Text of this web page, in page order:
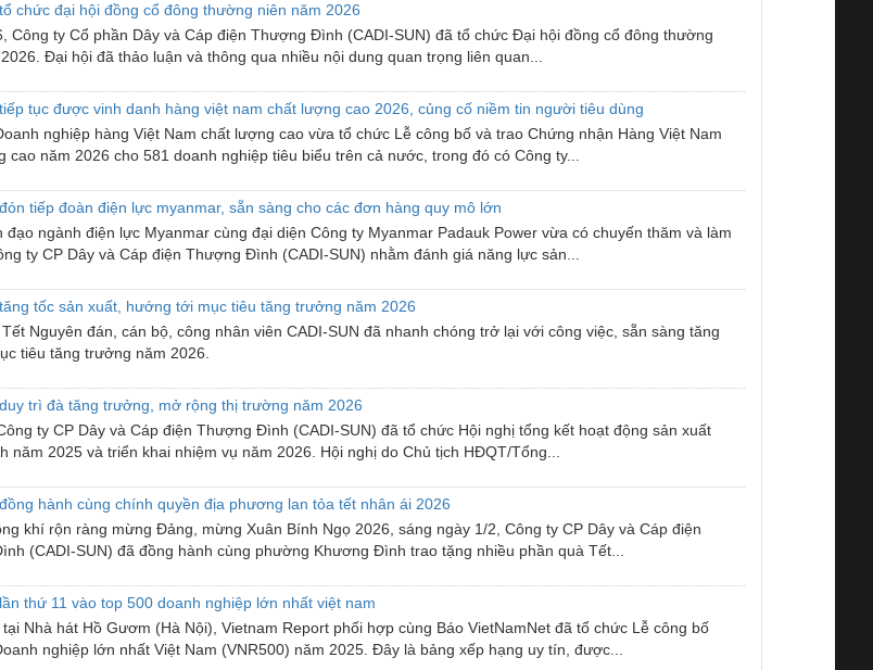
chức đại hội đồng cổ đông thường niên năm 2026
Công ty Cổ phần Dây và Cáp điện Thượng Đình (CADI-SUN) đã tổ chức Đại hội đồng cổ đông thường
Đại hội đã thảo luận và thông qua nhiều nội dung quan trọng liên quan...
tục được vinh danh hàng việt nam chất lượng cao 2026, củng cố niềm tin người tiêu dùng
nghiệp hàng Việt Nam chất lượng cao vừa tổ chức Lễ công bố và trao Chứng nhận Hàng Việt Nam
cao năm 2026 cho 581 doanh nghiệp tiêu biểu trên cả nước, trong đó có Công ty...
tiếp đoàn điện lực myanmar, sẵn sàng cho các đơn hàng quy mô lớn
đạo ngành điện lực Myanmar cùng đại diện Công ty Myanmar Padauk Power vừa có chuyến thăm và làm
ty CP Dây và Cáp điện Thượng Đình (CADI-SUN) nhằm đánh giá năng lực sản...
tốc sản xuất, hướng tới mục tiêu tăng trưởng năm 2026
Nguyên đán, cán bộ, công nhân viên CADI-SUN đã nhanh chóng trở lại với công việc, sẵn sàng tăng
tiêu tăng trưởng năm 2026.
trì đà tăng trưởng, mở rộng thị trường năm 2026
ty CP Dây và Cáp điện Thượng Đình (CADI-SUN) đã tổ chức Hội nghị tổng kết hoạt động sản xuất
năm 2025 và triển khai nhiệm vụ năm 2026. Hội nghị do Chủ tịch HĐQT/Tổng...
hành cùng chính quyền địa phương lan tỏa tết nhân ái 2026
khí rộn ràng mừng Đảng, mừng Xuân Bính Ngọ 2026, sáng ngày 1/2, Công ty CP Dây và Cáp điện
(CADI-SUN) đã đồng hành cùng phường Khương Đình trao tặng nhiều phần quà Tết...
thứ 11 vào top 500 doanh nghiệp lớn nhất việt nam
tại Nhà hát Hồ Gươm (Hà Nội), Vietnam Report phối hợp cùng Báo VietNamNet đã tổ chức Lễ công bố
nghiệp lớn nhất Việt Nam (VNR500) năm 2025. Đây là bảng xếp hạng uy tín, được...